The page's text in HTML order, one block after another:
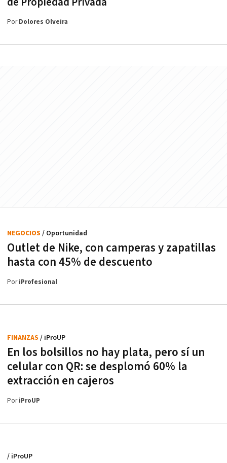
PorDolores Olveira
Outlet de Nike, con camperas y zapatillas
hasta con 45% de descuento
NEGOCIOS / Oportunidad
PoriProfesional
En los bolsillos no hay plata, pero sí un
celular con QR: se desplomó 60% la
extracción en cajeros
FINANZAS / iProUP
PoriProUP
/ iProUP